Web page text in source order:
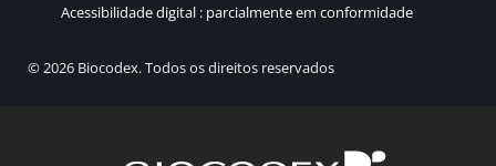
© 2026 Biocodex. Todos os direitos reservados
Acessibilidade digital : parcialmente em conformidade